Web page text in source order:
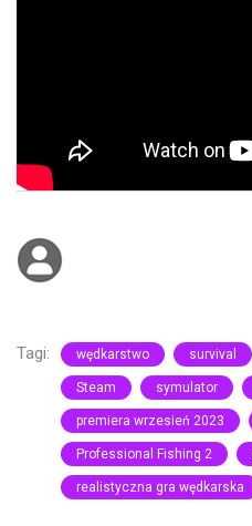
Tagi: wędkarstwo survival
Steam symulator
premiera wrzesień 2023
Professional Fishing 2
realistyczna gra wędkarska